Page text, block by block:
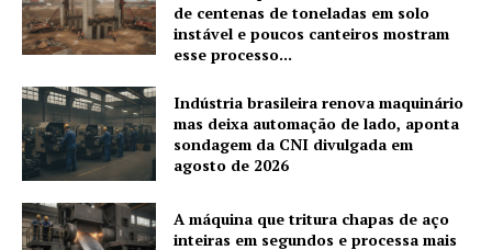
de centenas de toneladas em solo
instável e poucos canteiros mostram
esse processo...
Indústria brasileira renova maquinário
mas deixa automação de lado, aponta
sondagem da CNI divulgada em
agosto de 2026
A máquina que tritura chapas de aço
inteiras em segundos e processa mais